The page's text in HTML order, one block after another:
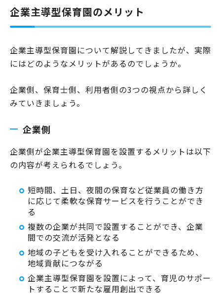
企業主導型保育園のメリット
企業主導型保育園について解説してきましたが、実際
にはどのようなメリットがあるのでしょうか。
企業側、保育士側、利用者側の3つの視点から詳しく
みていきましょう。
企業側
企業側が企業主導型保育園を設置するメリットは以下
の内容が考えられるでしょう。
短時間、土日、夜間の保育など従業員の働き方
に応じて柔軟な保育サービスを行うことができ
る
複数の企業が共同で設置することができ、企業
間での交流が活発となる
地域の子どもを受け入れることができるため、
地域貢献につながる
企業主導型保育園を設置によって、育児のサポー
トすることで新たな雇用創出できる